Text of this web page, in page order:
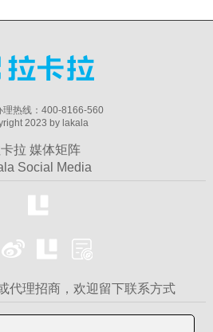
理热线：400-8166-560
2023 by lakala
拉 媒体矩阵
Social Media
代理招商，欢迎留下联系方式